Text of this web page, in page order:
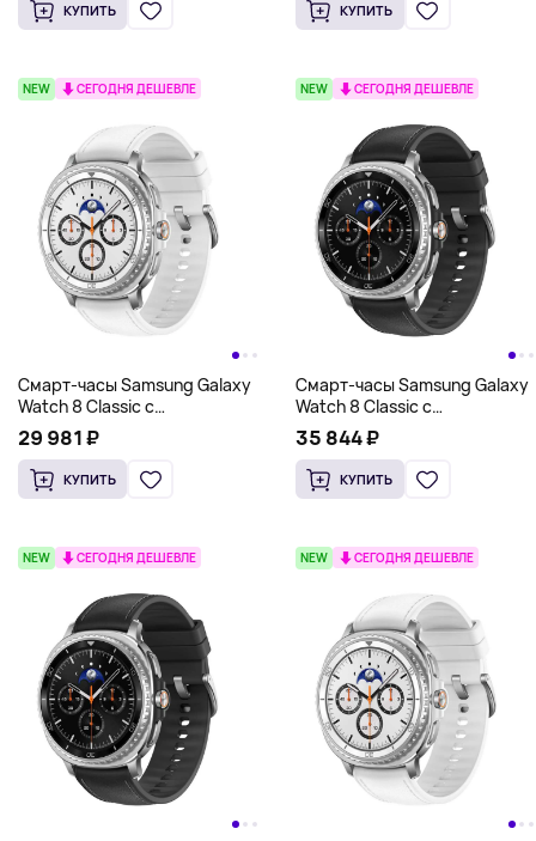
КУПИТЬ КУПИТЬ
NEW СЕГОДНЯ ДЕШЕВЛЕ
Смарт-часы Samsung Galaxy
Watch 8 Classic с
механическим безелем 46
мм, Bluetooth, белый
29 981 ₽
КУПИТЬ
NEW СЕГОДНЯ ДЕШЕВЛЕ
Смарт-часы Samsung Galaxy
Watch 8 Classic с
механическим безелем 46
мм, Bluetooth, черный
35 844 ₽
КУПИТЬ
NEW СЕГОДНЯ ДЕШЕВЛЕ NEW СЕГОДНЯ ДЕШЕВЛЕ